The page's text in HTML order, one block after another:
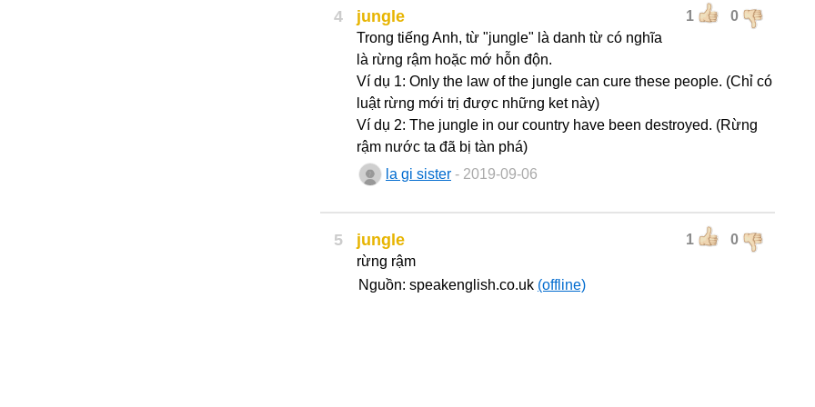
4 1 0
jungle
Trong tiếng Anh, từ "jungle" là danh từ có nghĩa
là rừng rậm hoặc mớ hỗn độn.
Ví dụ 1: Only the law of the jungle can cure these people. (Chỉ có
luật rừng mới trị được những ket này)
Ví dụ 2: The jungle in our country have been destroyed. (Rừng
rậm nước ta đã bị tàn phá)
la gi sister - 2019-09-06
5 1 0
jungle
rừng rậm
Nguồn: speakenglish.co.uk (offline)